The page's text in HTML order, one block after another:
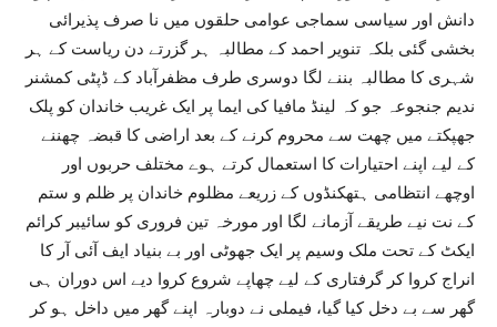
دانش اور سیاسی سماجی عوامی حلقوں میں نا صرف پذیرائی
بخشی گئی بلکہ تنویر احمد کے مطالبہ ہر گزرتے دن ریاست کے ہر
شہری کا مطالبہ بننے لگا دوسری طرف مظفرآباد کے ڈپٹی کمشنر
ندیم جنجوعہ جو کہ لینڈ مافیا کی ایما پر ایک غریب خاندان کو پلک
جھپکتے میں چھت سے محروم کرنے کے بعد اراضی کا قبضہ چھننے
کے لیے اپنے احتیارات کا استعمال کرتے ہوے مختلف حربوں اور
اوچھے انتظامی ہتھکنڈوں کے زریعے مظلوم خاندان پر ظلم و ستم
کے نت نیے طریقے آزمانے لگا اور مورخہ تین فروری کو سائیبر کرائم
ایکٹ کے تحت ملک وسیم پر ایک جھوٹی اور بے بنیاد ایف آئی آر کا
انراج کروا کر گرفتاری کے لیے چھاپے شروع کروا دیے اس دوران ہی
گھر سے بے دخل کیا گیا، فیملی نے دوبارہ اپنے گھر میں داخل ہو کر